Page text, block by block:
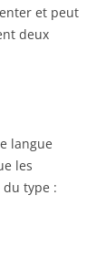
et peut
deux
langue
les
du type :